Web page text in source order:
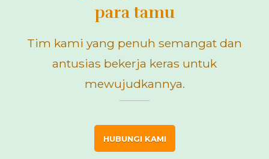
para tamu
Tim kami yang penuh semangat dan
antusias bekerja keras untuk
mewujudkannya.
HUBUNGI KAMI